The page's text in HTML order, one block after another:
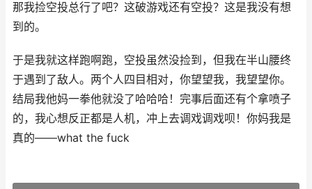
那我捡空投总行了吧？这破游戏还有空投？这是我没有想
到的。
于是我就这样跑啊跑，空投虽然没捡到，但我在半山腰终
于遇到了敌人。两个人四目相对，你望望我，我望望你。
结局我他妈一拳他就没了哈哈哈！完事后面还有个拿喷子
的，我心想反正都是人机，冲上去调戏调戏呗！你妈我是
真的——what the fuck